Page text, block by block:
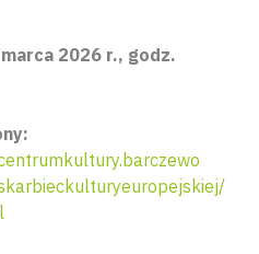
2026 r., godz.